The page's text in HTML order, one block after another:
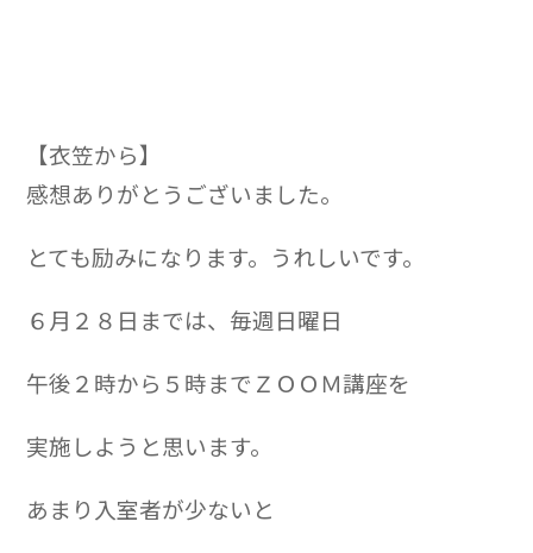
【衣笠から】
感想ありがとうございました。
とても励みになります。うれしいです。
６月２８日までは、毎週日曜日
午後２時から５時までＺＯＯＭ講座を
実施しようと思います。
あまり入室者が少ないと